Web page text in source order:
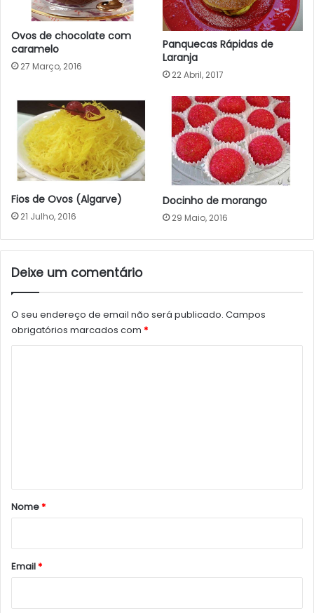
Ovos de chocolate com
caramelo
27 Março, 2016
Panquecas Rápidas de
Laranja
22 Abril, 2017
Fios de Ovos (Algarve)
21 Julho, 2016
Docinho de morango
29 Maio, 2016
Deixe um comentário
O seu endereço de email não será publicado. Campos
obrigatórios marcados com *
r
*
Nome*
Email*